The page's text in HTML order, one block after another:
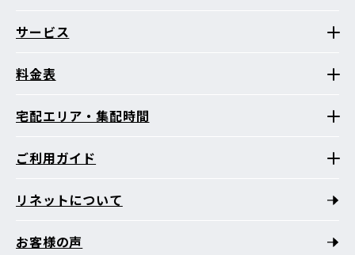
サービス
料金表
宅配エリア・集配時間
ご利用ガイド
リネットについて
お客様の声